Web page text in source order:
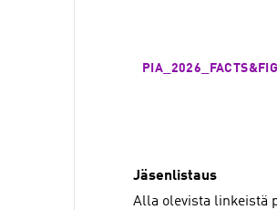
Jäsenlistaus
Alla olevista linkeistä